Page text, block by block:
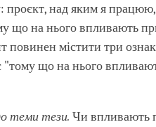
над яким я працюю,
що на нього впливають
повинен містити три
що на нього
теми тези.Чи впливають